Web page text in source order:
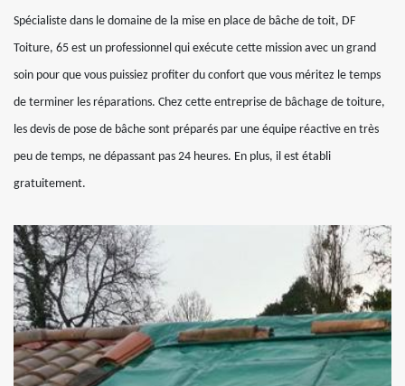
Spécialiste dans le domaine de la mise en place de bâche de toit, DF
Toiture, 65 est un professionnel qui exécute cette mission avec un grand
soin pour que vous puissiez profiter du confort que vous méritez le temps
de terminer les réparations. Chez cette entreprise de bâchage de toiture,
les devis de pose de bâche sont préparés par une équipe réactive en très
peu de temps, ne dépassant pas 24 heures. En plus, il est établi
gratuitement.